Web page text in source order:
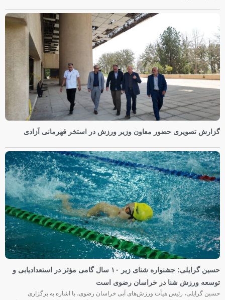
گزارش تصویری حضور معاون وزیر ورزش در استخر قهرمانی آزادی
حسین گرایلی: جشنواره شنای زیر ۱۰ سال گامی مؤثر در استعدادیابی و
توسعه ورزش شنا در خراسان رضوی است
حسین گرایلی، رئیس هیأت ورزش‌های آبی خراسان رضوی، با اشاره به برگزاری